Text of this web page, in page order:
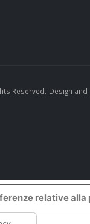
Reserved. Design
relative alla